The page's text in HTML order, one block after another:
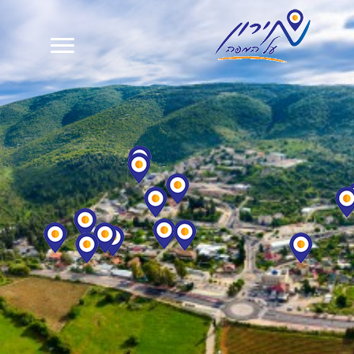
צימרים במירון
וילות נופש במירון
מסעדות ואוכל מוכן
אטרקציות בסביבה
מגזין וחדשות מירון
בית
אודות
צור קשר
פרסום
English